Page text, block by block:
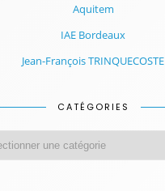
Aquitem
IAE Bordeaux
Jean-François TRINQUECOSTE
CATÉGORIES